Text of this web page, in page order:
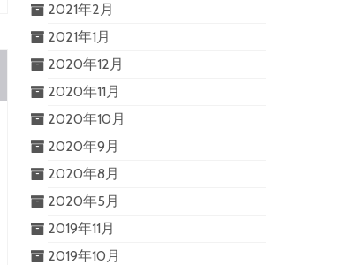
2021年2月
2021年1月
2020年12月
2020年11月
2020年10月
2020年9月
2020年8月
2020年5月
2019年11月
2019年10月